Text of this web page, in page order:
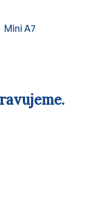
Mini A7